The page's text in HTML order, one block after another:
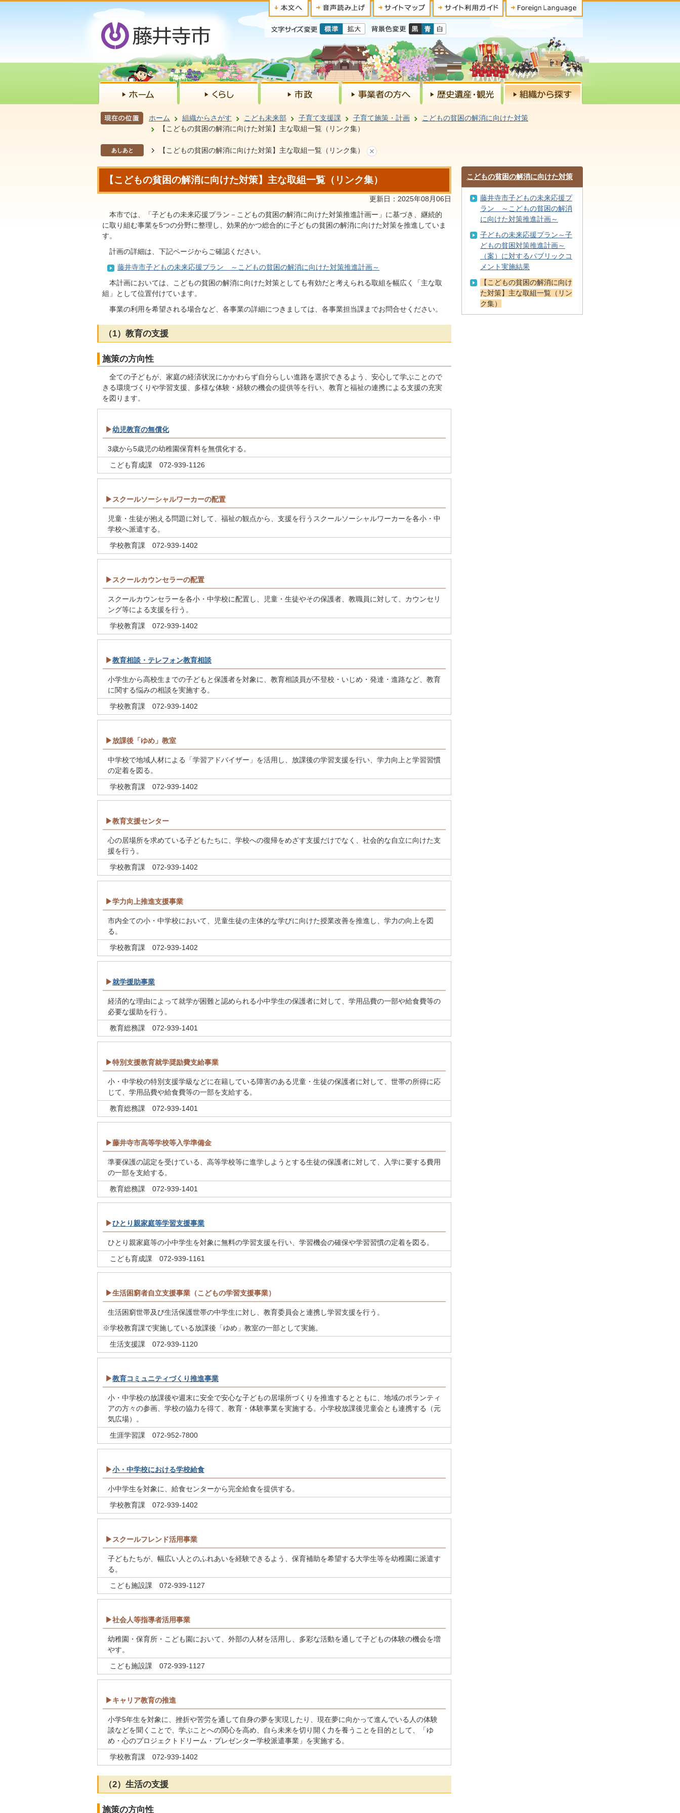
ホーム 組織からさがす こども未来部 子育て支援課 子育て施策・計画
こどもの貧困の解消に向けた対策
【こどもの貧困の解消に向けた対策】主な取組一覧（リンク集）
あしあと 【こどもの貧困の解消に向けた対策】主な取組一覧（リンク集）
【こどもの貧困の解消に向けた対策】主な取組一覧（リンク集）
更新日：2025年08月06日
本市では、「子どもの未来応援プラン－こどもの貧困の解消に向けた対策推進計画ー」に基づき、継続的
に取り組む事業を5つの分野に整理し、効果的かつ総合的に子どもの貧困の解消に向けた対策を推進していま
す。
計画の詳細は、下記ページからご確認ください。
藤井寺市子どもの未来応援プラン ～こどもの貧困の解消に向けた対策推進計画～
本計画においては、こどもの貧困の解消に向けた対策としても有効だと考えられる取組を幅広く「主な取
組」として位置付けています。
事業の利用を希望される場合など、各事業の詳細につきましては、各事業担当課までお問合せください。
（1）教育の支援
施策の方向性
全ての子どもが、家庭の経済状況にかかわらず自分らしい進路を選択できるよう、安心して学ぶことので
きる環境づくりや学習支援、多様な体験・経験の機会の提供等を行い、教育と福祉の連携による支援の充実
を図ります。
▶幼児教育の無償化
3歳から5歳児の幼稚園保育料を無償化する。
こども育成課 072-939-1126
▶スクールソーシャルワーカーの配置
児童・生徒が抱える問題に対して、福祉の観点から、支援を行うスクールソーシャルワーカーを各小・中
学校へ派遣する。
学校教育課 072-939-1402
▶スクールカウンセラーの配置
スクールカウンセラーを各小・中学校に配置し、児童・生徒やその保護者、教職員に対して、カウンセリ
ング等による支援を行う。
学校教育課 072-939-1402
▶教育相談・テレフォン教育相談
小学生から高校生までの子どもと保護者を対象に、教育相談員が不登校・いじめ・発達・進路など、教育
に関する悩みの相談を実施する。
学校教育課 072-939-1402
▶放課後「ゆめ」教室
中学校で地域人材による「学習アドバイザー」を活用し、放課後の学習支援を行い、学力向上と学習習慣
の定着を図る。
学校教育課 072-939-1402
▶教育支援センター
心の居場所を求めている子どもたちに、学校への復帰をめざす支援だけでなく、社会的な自立に向けた支
援を行う。
学校教育課 072-939-1402
▶学力向上推進支援事業
市内全ての小・中学校において、児童生徒の主体的な学びに向けた授業改善を推進し、学力の向上を図
る。
学校教育課 072-939-1402
▶就学援助事業
経済的な理由によって就学が困難と認められる小中学生の保護者に対して、学用品費の一部や給食費等の
必要な援助を行う。
教育総務課 072-939-1401
▶特別支援教育就学奨励費支給事業
小・中学校の特別支援学級などに在籍している障害のある児童・生徒の保護者に対して、世帯の所得に応
じて、学用品費や給食費等の一部を支給する。
教育総務課 072-939-1401
▶藤井寺市高等学校等入学準備金
準要保護の認定を受けている、高等学校等に進学しようとする生徒の保護者に対して、入学に要する費用
の一部を支給する。
教育総務課 072-939-1401
▶ひとり親家庭等学習支援事業
ひとり親家庭等の小中学生を対象に無料の学習支援を行い、学習機会の確保や学習習慣の定着を図る。
こども育成課 072-939-1161
▶生活困窮者自立支援事業（こどもの学習支援事業）
生活困窮世帯及び生活保護世帯の中学生に対し、教育委員会と連携し学習支援を行う。
※学校教育課で実施している放課後「ゆめ」教室の一部として実施。
生活支援課 072-939-1120
▶教育コミュニティづくり推進事業
小・中学校の放課後や週末に安全で安心な子どもの居場所づくりを推進するとともに、地域のボランティ
アの方々の参画、学校の協力を得て、教育・体験事業を実施する。小学校放課後児童会とも連携する（元
気広場）。
生涯学習課 072-952-7800
▶小・中学校における学校給食
小中学生を対象に、給食センターから完全給食を提供する。
学校教育課 072-939-1402
▶スクールフレンド活用事業
子どもたちが、幅広い人とのふれあいを経験できるよう、保育補助を希望する大学生等を幼稚園に派遣す
る。
こども施設課 072-939-1127
▶社会人等指導者活用事業
幼稚園・保育所・こども園において、外部の人材を活用し、多彩な活動を通して子どもの体験の機会を増
やす。
こども施設課 072-939-1127
▶キャリア教育の推進
小学5年生を対象に、挫折や苦労を通して自身の夢を実現したり、現在夢に向かって進んでいる人の体験
談などを聞くことで、学ぶことへの関心を高め、自ら未来を切り開く力を養うことを目的として、「ゆ
め・心のプロジェクトドリーム・プレゼンター学校派遣事業」を実施する。
学校教育課 072-939-1402
（2）生活の支援
施策の方向性
こどもの貧困の解消に向けた対策
藤井寺市子どもの未来応援プ
ラン ～こどもの貧困の解消
に向けた対策推進計画～
子どもの未来応援プラン～子
どもの貧困対策推進計画～
（案）に対するパブリックコ
メント実施結果
【こどもの貧困の解消に向け
た対策】主な取組一覧（リン
ク集）